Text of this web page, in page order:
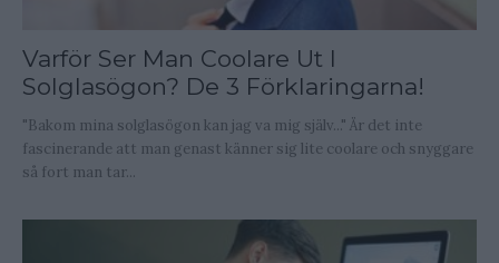
Varför Ser Man Coolare Ut I
Solglasögon? De 3 Förklaringarna!
"Bakom mina solglasögon kan jag va mig själv..." Är det inte
fascinerande att man genast känner sig lite coolare och snyggare
så fort man tar...